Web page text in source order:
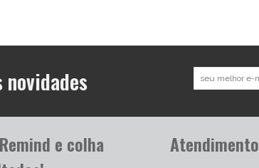
novidades
e colha
Atendimento